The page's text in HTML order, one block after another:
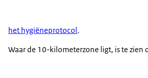
het hygiëneprotocol.
Waar de 10-kilometerzone ligt, is te zien